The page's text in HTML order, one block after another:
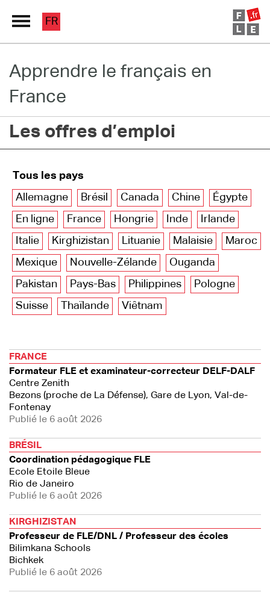
Grand Répertoire
Immersion France
Le français en ligne
FR
Apprendre le français en
France
Les offres d’emploi
Tous les pays
Allemagne
Brésil Canada Chine
Égypte
En ligne
France Hongrie Inde
Irlande
Italie
Kirghizistan Lituanie Malaisie
Maroc
Mexique
Nouvelle-Zélande
Ouganda
Pakistan
Pays-Bas Philippines
Pologne
Suisse
Thaïlande Viêtnam
FRANCE
Formateur FLE et examinateur-correcteur DELF-DALF
Centre Zenith
Bezons (proche de La Défense), Gare de Lyon, Val-de-
Fontenay
Publié le 6 août 2026
BRÉSIL
Coordination pédagogique FLE
Ecole Etoile Bleue
Rio de Janeiro
Publié le 6 août 2026
KIRGHIZISTAN
Professeur de FLE/DNL / Professeur des écoles
Bilimkana Schools
Bichkek
Publié le 6 août 2026